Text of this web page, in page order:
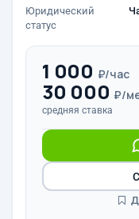
Юридический
статус
1 000 ₽/час
30 000 ₽/
средняя ставка